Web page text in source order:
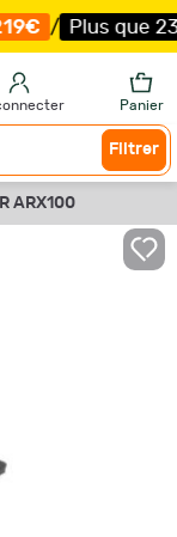
/ Plus que 23
Panier
Filtrer
ARX100